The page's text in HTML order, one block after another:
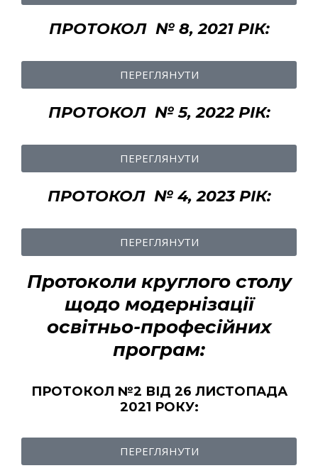
ПРОТОКОЛ № 8, 2021 РІК:
ПЕРЕГЛЯНУТИ
ПРОТОКОЛ № 5, 2022 РІК:
ПЕРЕГЛЯНУТИ
ПРОТОКОЛ № 4, 2023 РІК:
ПЕРЕГЛЯНУТИ
Протоколи круглого столу
щодо модернізації
освітньо-професійних
програм:
ПРОТОКОЛ №2 ВІД 26 ЛИСТОПАДА
2021 РОКУ:
ПЕРЕГЛЯНУТИ